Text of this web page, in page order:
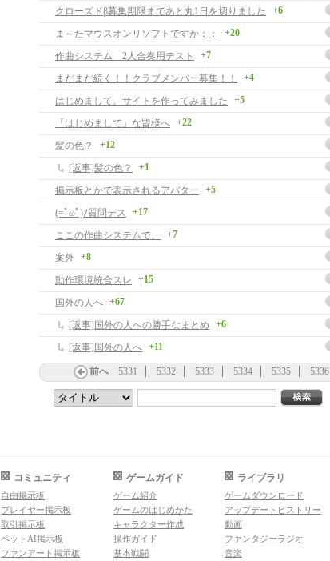
クローズドβ募集期限まであと丸1日を切りました
+6
ま～たマウスオンリソフトですか；；
+20
作曲システム 2人合奏用テスト
+7
まだまだ続く！！クラブメンバー募集！！
+4
はじめまして、サイトを作ってみました
+5
「はじめまして」な皆様へ +22
髪の色？
+12
[返事]髪の色？
+1
掲示板とかで表示されるアバター
+5
(=ﾟωﾟ)ﾉ質問デス
+17
ここの作曲システムで、
+7
案外 +8
動作環境統合スレ
+15
国外の人へ +67
[返事]国外の人への勝手なまとめ
+6
[返事]国外の人へ +11
前へ 5331 5332 5333 5334 5335 5336
コミュニティ
自由掲示板
プレイヤー掲示板
取引掲示板
ペットAI掲示板
ファンアート掲示板
ゲームガイド
ゲーム紹介
ゲームのはじめかた
キャラクター作成
操作ガイド
基本戦闘
ライブラリ
ゲームダウンロード
アップデートヒストリー
動画
ファンタジーラジオ
音楽